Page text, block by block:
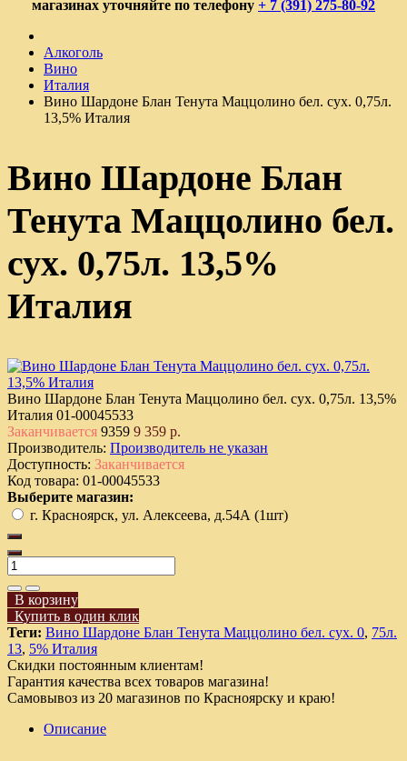
магазинах уточняйте по телефону + 7 (391) 275-80-92
Алкоголь
Вино
Италия
Вино Шардоне Блан Тенута Маццолино бел. сух. 0,75л.
13,5% Италия
Вино Шардоне Блан
Тенута Маццолино бел.
сух. 0,75л. 13,5%
Италия
Вино Шардоне Блан Тенута Маццолино бел. сух. 0,75л. 13,5%
Италия 01-00045533
Заканчивается 9359 9 359 р.
Производитель: Производитель не указан
Доступность: Заканчивается
Код товара: 01-00045533
Выберите магазин:
г. Красноярск, ул. Алексеева, д.54А (1шт)
В корзину
Купить в один клик
Теги: Вино Шардоне Блан Тенута Маццолино бел. сух. 0, 75л.
13, 5% Италия
Скидки постоянным клиентам!
Гарантия качества всех товаров магазина!
Самовывоз из 20 магазинов по Красноярску и краю!
Описание